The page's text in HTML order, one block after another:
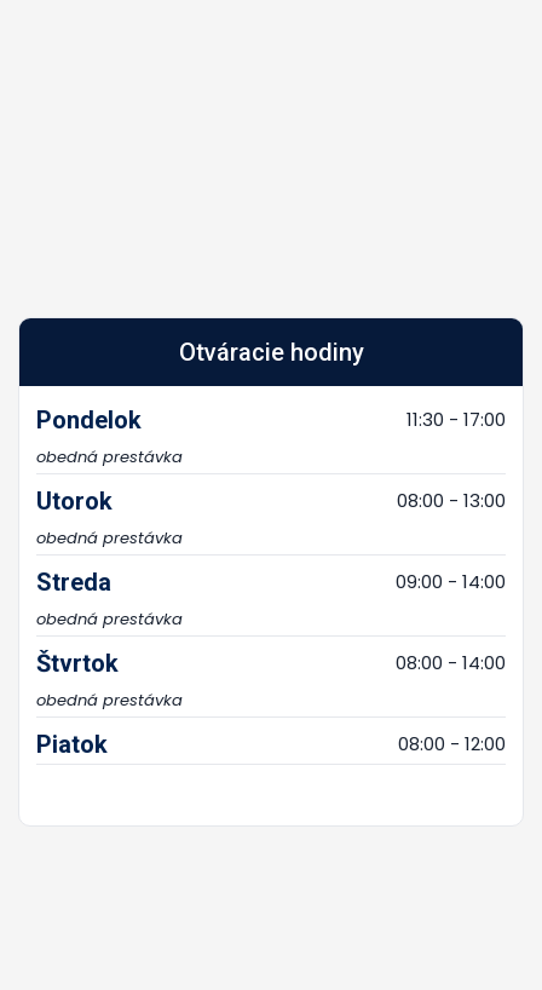
Otváracie hodiny
Pondelok 11:30 - 17:00
obedná prestávka
Utorok 08:00 - 13:00
obedná prestávka
Streda 09:00 - 14:00
obedná prestávka
Štvrtok 08:00 - 14:00
obedná prestávka
Piatok 08:00 - 12:00